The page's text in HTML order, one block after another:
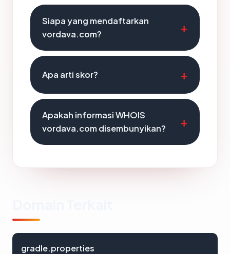
Siapa yang mendaftarkan
vordava.com?
Apa arti skor?
Apakah informasi WHOIS
vordava.com disembunyikan?
gradle.properties